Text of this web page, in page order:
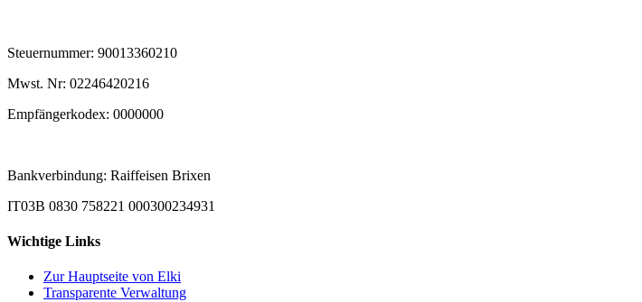
Steuernummer: 90013360210
Mwst. Nr: 02246420216
Empfängerkodex: 0000000
Bankverbindung: Raiffeisen Brixen
IT03B 0830 758221 000300234931
Wichtige Links
Zur Hauptseite von Elki
Transparente Verwaltung